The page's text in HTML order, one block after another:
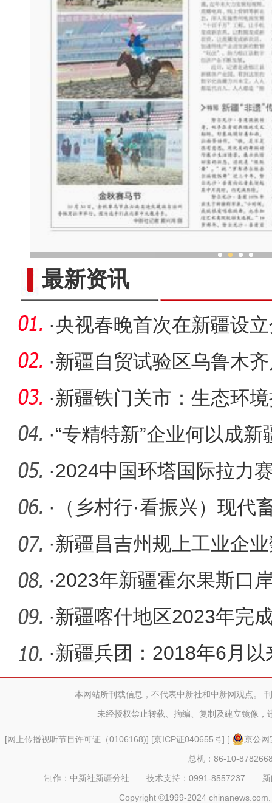
最新资讯
·央视春晚首次在新疆设
何花落喀
·新疆自贸试验区乌鲁木
迎来首批
·新疆铁门关市：生态环
频频“出
·“专精特新”企业何以成
力军
·2024中国环塔国际拉力
·
（乡村行·看振兴）现代
查尔县
·新疆昌吉州规上工业企
·2023年新疆霍尔果斯口
班列776
·新疆喀什地区2023年完
1566公里
·新疆兵团：2018年6月
济损失5.2
本网站所刊载信息，不代表中新社和中新网观点。
未经授权禁止转载、摘编、复制及建立镜像，
[网上传播视听节目许可证（0106168)] [京ICP证040655号] [
京公
总机：86-10-
制作：中新社新疆分社 技术支持：0991-8557237
Copyright ©1999-2024